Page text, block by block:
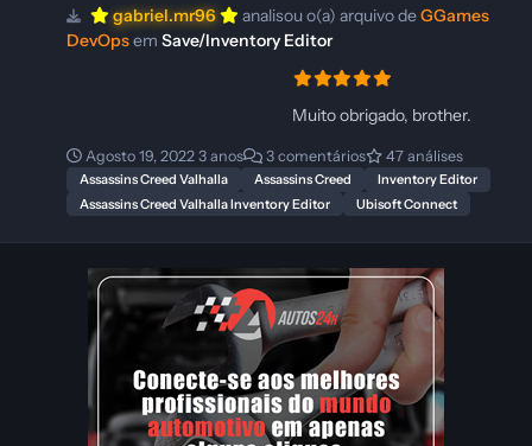
gabriel.mr96 analisou o(a) arquivo deGGames
DevOpsem Save/Inventory Editor
Muito obrigado, brother.
Agosto 19, 2022 3 anos 3 comentários 47 análises
Assassins Creed Valhalla Assassins Creed
Inventory Editor
Assassins Creed Valhalla Inventory Editor
Ubisoft Connect